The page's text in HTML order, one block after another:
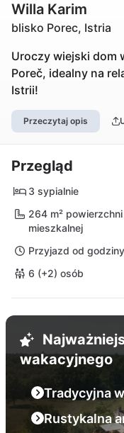
Willa Karim
blisko Porec, Istria
Uroczy wiejski dom
Poreč, idealny na
Istrii!
Przeczytaj opis
Przegląd
3 sypialnie
264 m² powierzchni
mieszkalnej
Przyjazd od
6 (+2) osób
wakacyjnego
Tradycyjna
Rustykalna